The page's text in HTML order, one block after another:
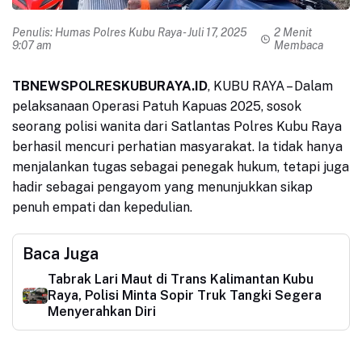
Penulis: Humas Polres Kubu Raya- Juli 17, 2025
9:07 am
2 Menit
Membaca
TBNEWSPOLRESKUBURAYA.ID, KUBU RAYA – Dalam
pelaksanaan Operasi Patuh Kapuas 2025, sosok
seorang polisi wanita dari Satlantas Polres Kubu Raya
berhasil mencuri perhatian masyarakat. Ia tidak hanya
menjalankan tugas sebagai penegak hukum, tetapi juga
hadir sebagai pengayom yang menunjukkan sikap
penuh empati dan kepedulian.
Baca Juga
Tabrak Lari Maut di Trans Kalimantan Kubu
Raya, Polisi Minta Sopir Truk Tangki Segera
Menyerahkan Diri